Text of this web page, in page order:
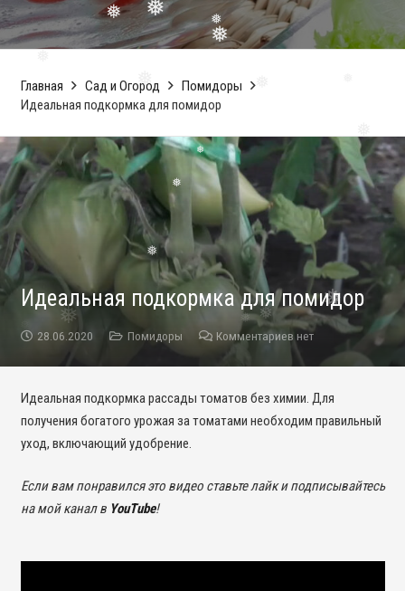
❅
❅
❅
❅
❅
❅
❅
❅
Главная Сад и Огород
Помидоры
Идеальная подкормка для помидор
Идеальная подкормка для помидор
28.06.2020 Помидоры Комментариев нет
Идеальная подкормка рассады томатов без химии. Для
получения богатого урожая за томатами необходим правильный
уход, включающий удобрение.
Если вам понравился это видео ставьте лайк и подписывайтесь
на мой канал в YouTube!